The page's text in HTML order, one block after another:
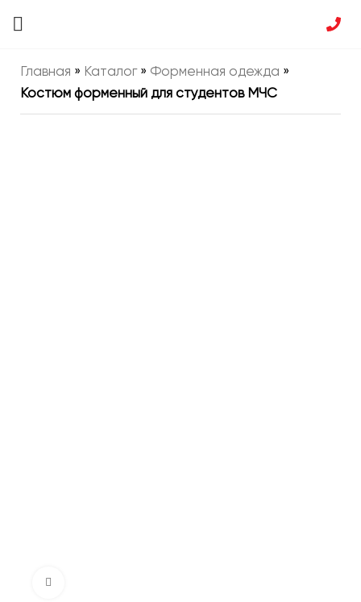
Главная » Каталог» Форменная одежда »
Костюм форменный для студентов МЧС